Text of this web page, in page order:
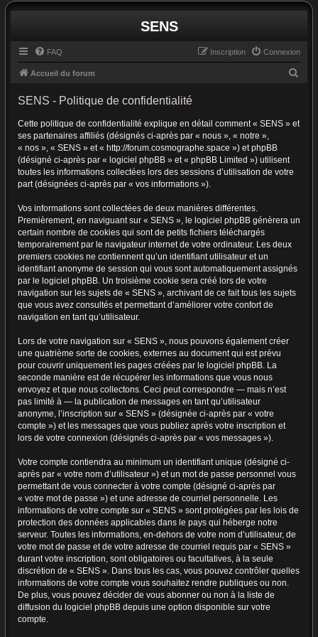
SENS
FAQ Connexion
Inscription
Accueil du forum
h
SENS - Politique de confidentialité
Cette politique de confidentialité explique en détail comment « SENS » et
ses partenaires affiliés (désignés ci-après par « nous », « notre »,
« nos », « SENS » et « http://forum.cosmographe.space ») et phpBB
(désigné ci-après par « logiciel phpBB » et « phpBB Limited ») utilisent
toutes les informations collectées lors des sessions d’utilisation de votre
part (désignées ci-après par « vos informations »).
Vos informations sont collectées de deux manières différentes.
Premièrement, en naviguant sur « SENS », le logiciel phpBB génèrera un
certain nombre de cookies qui sont de petits fichiers téléchargés
temporairement par le navigateur internet de votre ordinateur. Les deux
premiers cookies ne contiennent qu’un identifiant utilisateur et un
identifiant anonyme de session qui vous sont automatiquement assignés
par le logiciel phpBB. Un troisième cookie sera créé lors de votre
navigation sur les sujets de « SENS », archivant de ce fait tous les sujets
que vous avez consultés et permettant d’améliorer votre confort de
navigation en tant qu’utilisateur.
Lors de votre navigation sur « SENS », nous pouvons également créer
une quatrième sorte de cookies, externes au document qui est prévu
pour couvrir uniquement les pages créées par le logiciel phpBB. La
seconde manière est de récupérer les informations que vous nous
envoyez et que nous collectons. Ceci peut correspondre — mais n’est
pas limité à — la publication de messages en tant qu’utilisateur
anonyme, l’inscription sur « SENS » (désignée ci-après par « votre
compte ») et les messages que vous publiez après votre inscription et
lors de votre connexion (désignés ci-après par « vos messages »).
Votre compte contiendra au minimum un identifiant unique (désigné ci-
après par « votre nom d’utilisateur ») et un mot de passe personnel vous
permettant de vous connecter à votre compte (désigné ci-après par
« votre mot de passe ») et une adresse de courriel personnelle. Les
informations de votre compte sur « SENS » sont protégées par les lois de
protection des données applicables dans le pays qui héberge notre
serveur. Toutes les informations, en-dehors de votre nom d’utilisateur, de
votre mot de passe et de votre adresse de courriel requis par « SENS »
durant votre inscription, sont obligatoires ou facultatives, à la seule
discrétion de « SENS ». Dans tous les cas, vous pouvez contrôler quelles
informations de votre compte vous souhaitez rendre publiques ou non.
De plus, vous pouvez décider de vous abonner ou non à la liste de
diffusion du logiciel phpBB depuis une option disponible sur votre
compte.